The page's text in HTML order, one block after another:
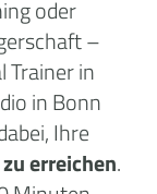
oder
–
Trainer in
in Bonn
Ihre
erreichen.